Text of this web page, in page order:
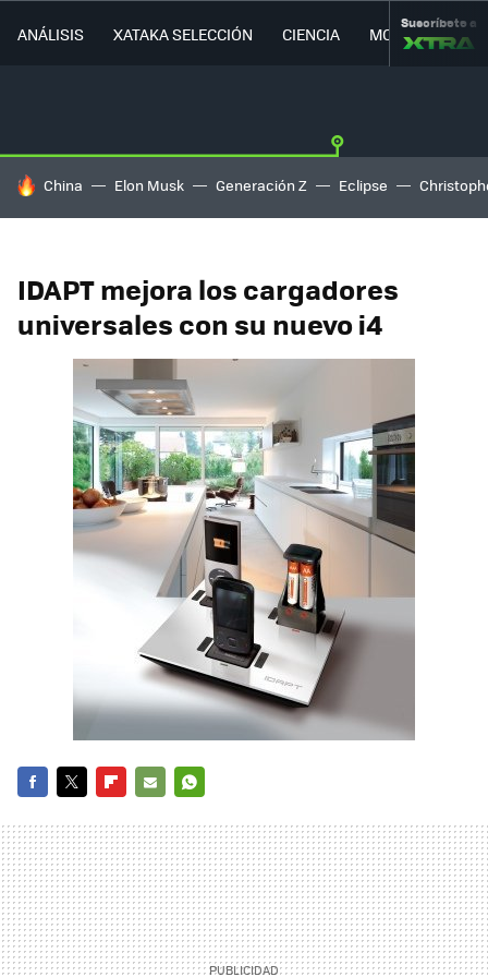
ANÁLISIS XATAKA SELECCIÓN CIENCIA MOVILIDAD
Suscríbete a
HOY SE HABLA DE
China Elon Musk Generación Z Eclipse
IDAPT mejora los cargadores
universales con su nuevo i4
MAIL